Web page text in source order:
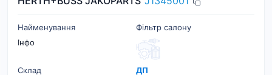
Найменування
Фільтр салону
Інфо
Склад
ДП